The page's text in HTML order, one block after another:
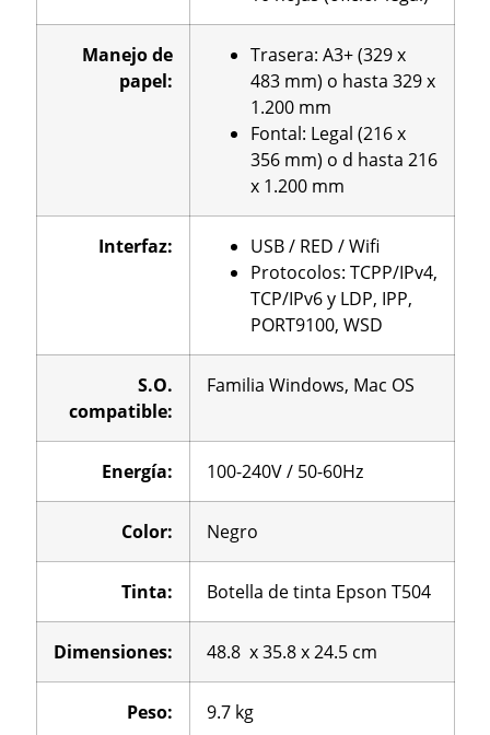
Manejo de
papel:
Trasera: A3+ (329 x
483 mm) o hasta 329 x
1.200 mm
Fontal: Legal (216 x
356 mm) o d hasta 216
x 1.200 mm
Interfaz:
USB / RED / Wifi
Protocolos: TCPP/IPv4,
TCP/IPv6 y LDP, IPP,
PORT9100, WSD
S.O.
compatible:
Familia Windows, Mac OS
Energía: 100-240V / 50-60Hz
Color: Negro
Tinta: Botella de tinta Epson T504
Dimensiones: 48.8 x 35.8 x 24.5 cm
Peso: 9.7 kg